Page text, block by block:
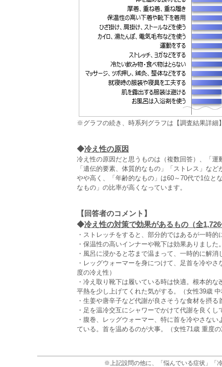
※グラフの続き、時系列グラフは【調査結果詳細
◆冷え性の原因
冷え性の原因だと思うものは（複数回答）、「
「遺伝的要素、体質的なもの」「ストレス」な
やや高く、「年齢的なもの」は60～70代で1位と
なもの」の比率が高くなっています。
【回答者のコメント】
◆冷え性の対策で効果があるもの（全
・ストレッチをすると、部分的ではあるが一時
・保温性の高いインナーや靴下は効果ありまし
・風呂に浸かると芯まで温まって、一時的に解
・レッグウォーマーを身につけて、足首を冷や
度の冷え性）
・冷え取り靴下は履いている時は快適。根本的
平熱を少し上げてくれた気がする。（女性39歳
・生姜や唐辛子など代謝が良さそうな食材を摂
・足を温冷交互にシャワーでかけて代謝を良く
・腹巻、レッグウォーマー、特に首を冷やさな
ている。首を温めるのが大事。（女性71歳 重度
※上記設問の他に、「悩んでいる症状」「